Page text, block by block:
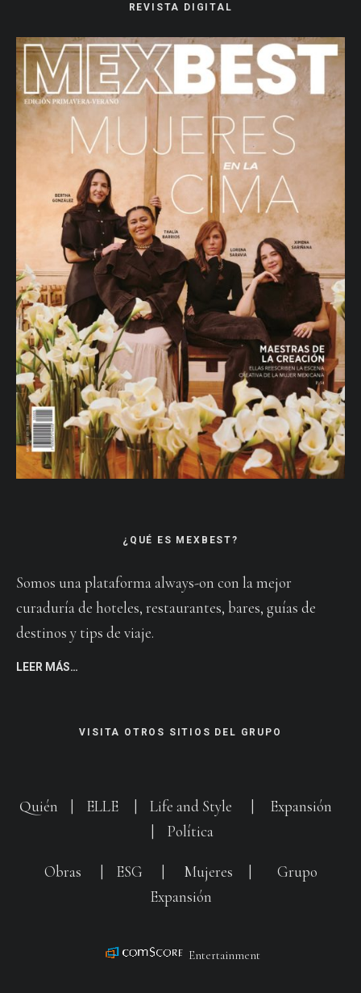
REVISTA DIGITAL
¿QUÉ ES MEXBEST?
Somos una plataforma always-on con la mejor
curaduría de hoteles, restaurantes, bares, guías de
destinos y tips de viaje.
LEER MÁS…
VISITA OTROS SITIOS DEL GRUPO
Quién ELLE Life and Style
Expansión
Política
Obras ESG Mujeres
Grupo
Expansión
Entertainment